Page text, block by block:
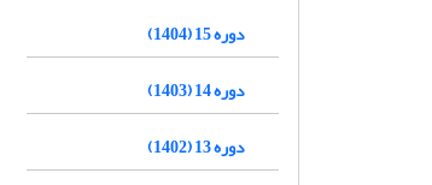
دوره 15 (1404)
دوره 14 (1403)
دوره 13 (1402)